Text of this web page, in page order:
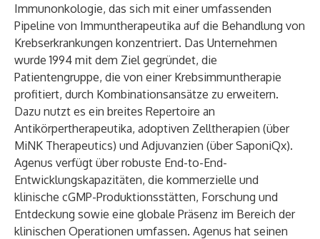
Immunonkologie, das sich mit einer umfassenden
Pipeline von Immuntherapeutika auf die Behandlung von
Krebserkrankungen konzentriert. Das Unternehmen
wurde 1994 mit dem Ziel gegründet, die
Patientengruppe, die von einer Krebsimmuntherapie
profitiert, durch Kombinationsansätze zu erweitern.
Dazu nutzt es ein breites Repertoire an
Antikörpertherapeutika, adoptiven Zelltherapien (über
MiNK Therapeutics) und Adjuvanzien (über SaponiQx).
Agenus verfügt über robuste End-to-End-
Entwicklungskapazitäten, die kommerzielle und
klinische cGMP-Produktionsstätten, Forschung und
Entdeckung sowie eine globale Präsenz im Bereich der
klinischen Operationen umfassen. Agenus hat seinen